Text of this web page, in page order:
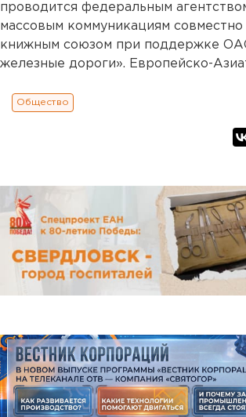
проводится федеральным
массовым коммуникациям совместно
книжным союзом при поддержке
железные дороги». Европейско-
Общество